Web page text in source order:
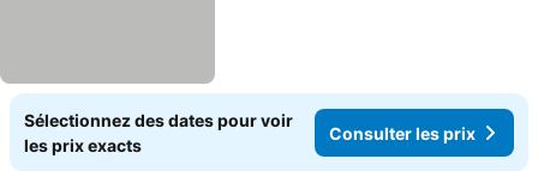
Sélectionnez des dates pour voir
les prix exacts
Consulter les prix